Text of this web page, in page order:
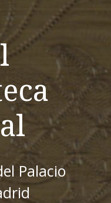
Palacio